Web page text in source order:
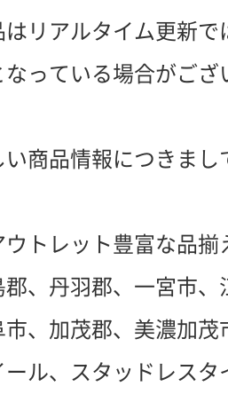
はリアルタイム更新
なっている場合がご
商品情報につきま
ウトレット豊富な品揃
、丹羽郡、一宮市
、加茂郡、美濃加茂
ル、スタッドレス